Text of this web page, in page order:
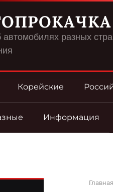
автомобилях разных
Корейские
Информация
Главная